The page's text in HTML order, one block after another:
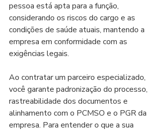
pessoa está apta para a função,
considerando os riscos do cargo e as
condições de saúde atuais, mantendo a
empresa em conformidade com as
exigências legais.
Ao contratar um parceiro especializado,
você garante padronização do processo,
rastreabilidade dos documentos e
alinhamento com o PCMSO e o PGR da
empresa. Para entender o que a sua